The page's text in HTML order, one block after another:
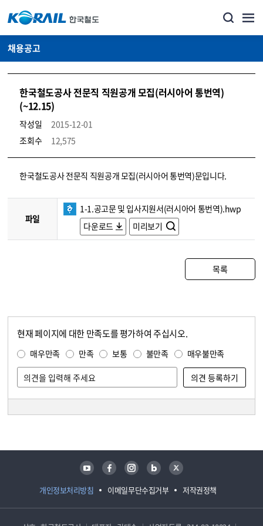
채용공고
한국철도공사 전문직 직원공개 모집(러시아어 통번역)
(~12.15)
작성일
2015-12-01
조회수
12,575
코레일소개_경영공시_채용공고 상세보기 – 내용, 파일, 담당자 연락처로 구성
한국철도공사 전문직 직원공개 모집(러시아어 통번역)문입니다.
파일
1-1.공고문 및 입사지원서(러시아어 통번역).hwp
다운로드
미리보기
목록
현재 페이지에 대한 만족도를 평가하여 주십시오.
매우만족 만족 보통 불만족 매우불만족
개인정보처리방침 이메일무단수집거부 저작권정책
유튜브 페이스북 인스타그램 블로그 트위터